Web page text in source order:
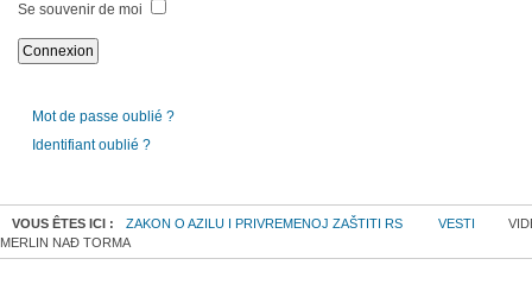
Se souvenir de moi
Mot de passe oublié ?
Identifiant oublié ?
VOUS ÊTES ICI : ZAKON O AZILU I PRIVREMENOJ ZAŠTITI RS VESTI
MERLIN NAĐ TORMA